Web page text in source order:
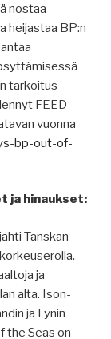
nostaa
heijastaa BP:n
tarkoitus
FEED-
vuonna
bp-out-of-
ja hinaukset:
Tanskan
ja
alta. Ison-
ja Fynin
the Seas on